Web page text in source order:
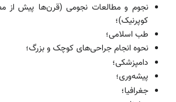
نجوم و مطالعات نجومی (قرن‌ها پیش از
کوپرنیک)؛
طب اسلامی؛
نحوه انجام جراحی‌های کوچک و بزرگ؛
دامپزشکی؛
پیشه‌وری؛
جغرافیا؛